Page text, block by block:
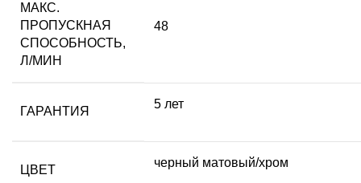
МАКС.
ПРОПУСКНАЯ
СПОСОБНОСТЬ,
Л/МИН
48
ГАРАНТИЯ
5 лет
ЦВЕТ
черный матовый/хром